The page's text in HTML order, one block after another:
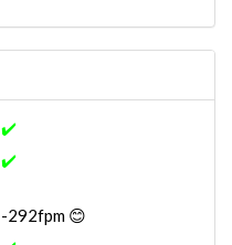
✔️
✔️
-292fpm 😊